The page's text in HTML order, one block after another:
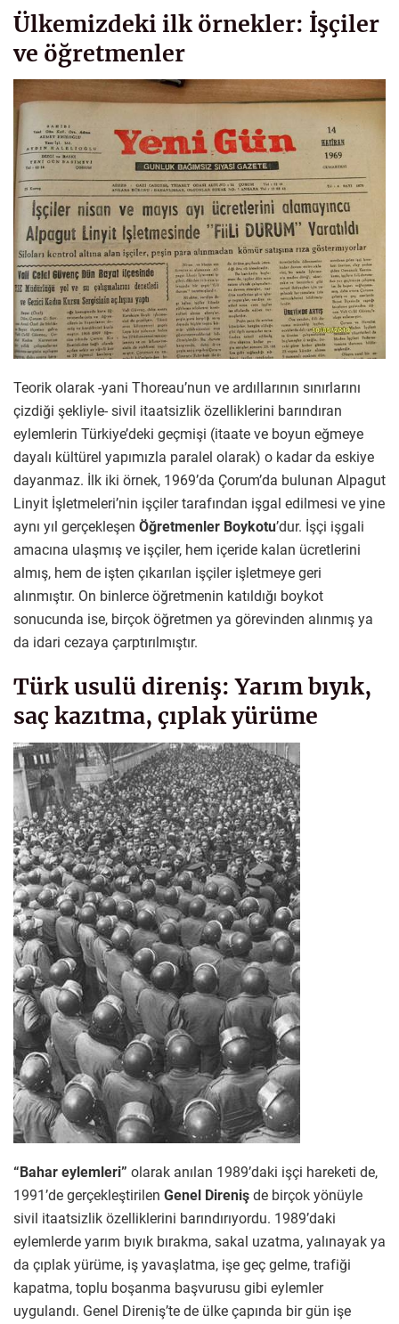
Ülkemizdeki ilk örnekler: İşçiler
ve öğretmenler
Teorik olarak -yani Thoreau’nun ve ardıllarının sınırlarını
çizdiği şekliyle- sivil itaatsizlik özelliklerini barındıran
eylemlerin Türkiye’deki geçmişi (itaate ve boyun eğmeye
dayalı kültürel yapımızla paralel olarak) o kadar da eskiye
dayanmaz. İlk iki örnek, 1969’da Çorum’da bulunan Alpagut
Linyit İşletmeleri’nin işçiler tarafından işgal edilmesi ve yine
aynı yıl gerçekleşen Öğretmenler Boykotu’dur. İşçi işgali
amacına ulaşmış ve işçiler, hem içeride kalan ücretlerini
almış, hem de işten çıkarılan işçiler işletmeye geri
alınmıştır. On binlerce öğretmenin katıldığı boykot
sonucunda ise, birçok öğretmen ya görevinden alınmış ya
da idari cezaya çarptırılmıştır.
Türk usulü direniş: Yarım bıyık,
saç kazıtma, çıplak yürüme
“Bahar eylemleri” olarak anılan 1989’daki işçi hareketi de,
1991’de gerçekleştirilen Genel Direniş de birçok yönüyle
sivil itaatsizlik özelliklerini barındırıyordu. 1989’daki
eylemlerde yarım bıyık bırakma, sakal uzatma, yalınayak ya
da çıplak yürüme, iş yavaşlatma, işe geç gelme, trafiği
kapatma, toplu boşanma başvurusu gibi eylemler
uygulandı. Genel Direniş’te de ülke çapında bir gün işe